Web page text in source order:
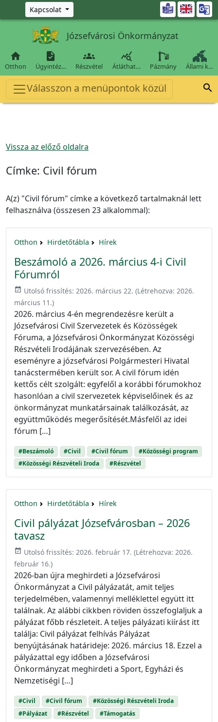
Ugrás a fő tartalomra
Kapcsolat 
Józsefvárosi Önkormányzat

Otthon

Ügyintéz…

Részvétel

Átláthat… Pázmány Állami k…
Válasszon a menüpontok közül 
Vissza az előző oldalra
Címke: Civil fórum
A(z) "Civil fórum" címke a következő tartalmaknál lett
felhasználva (összesen 23 alkalommal):
Otthon Hirdetőtábla Hírek
Beszámoló a 2026. március 4-i Civil
Fórumról
event_available Utolsó frissítés: 2026. március 22. (Létrehozva: 2026.
március 11.)
2026. március 4-én megrendezésre került a
Józsefvárosi Civil Szervezetek és Közösségek
Fóruma, a Józsefvárosi Önkormányzat Közösségi
Részvételi Irodájának szervezésében. Az
eseményre a józsefvárosi Polgármesteri Hivatal
tanácstermében került sor. A civil fórum idén
kettős célt szolgált: egyfelől a korábbi fórumokhoz
hasonlóan a civil szervezetek képviselőinek és az
önkormányzat munkatársainak találkozását, az
együttműködés megerősítését.Másfelől az idei
fórum […]
#Beszámoló #Civil #Civil fórum
#Közösségi program
#Közösségi Részvételi Iroda
#Részvétel
Otthon Hirdetőtábla Hírek
Civil pályázat Józsefvárosban – 2026
tavasz
event_available Utolsó frissítés: 2026. február 17. (Létrehozva: 2026.
február 16.)
2026-ban újra meghirdeti a Józsefvárosi
Önkormányzat a Civil pályázatát, amit teljes
terjedelmében, valamennyi melléklettel együtt itt
találnak. Az alábbi cikkben röviden összefoglaljuk a
pályázat főbb részleteit. A teljes pályázati kiírást itt
találja: Civil pályázat felhívás Pályázat
benyújtásának határideje: 2026. március 18. Ezzel a
pályázattal egy időben a Józsefvárosi
Önkormányzat meghirdeti a Sport, Egyházi és
Nemzetiségi […]
#Civil #Civil fórum
#Közösségi Részvételi Iroda
#Pályázat
#Részvétel #Támogatás